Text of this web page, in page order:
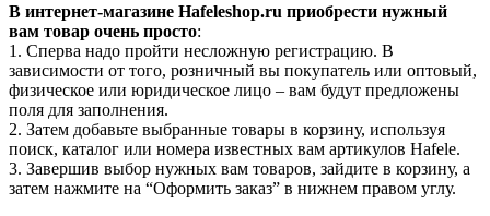
В интернет-магазине Hafeleshop.ru приобрести нужный
вам товар очень просто:
1. Сперва надо пройти несложную регистрацию. В
зависимости от того, розничный вы покупатель или оптовый,
физическое или юридическое лицо – вам будут предложены
поля для заполнения.
2. Затем добавьте выбранные товары в корзину, используя
поиск, каталог или номера известных вам артикулов Hafele.
3. Завершив выбор нужных вам товаров, зайдите в корзину, а
затем нажмите на “Оформить заказ” в нижнем правом углу.